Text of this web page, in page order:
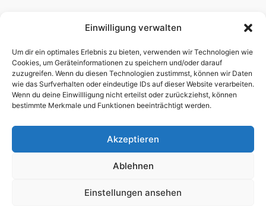
Einwilligung verwalten
Um dir ein optimales Erlebnis zu bieten, verwenden wir Technologien wie
Cookies, um Geräteinformationen zu speichern und/oder darauf
zuzugreifen. Wenn du diesen Technologien zustimmst, können wir Daten
wie das Surfverhalten oder eindeutige IDs auf dieser Website verarbeiten.
Wenn du deine Einwillligung nicht erteilst oder zurückziehst, können
bestimmte Merkmale und Funktionen beeinträchtigt werden.
Akzeptieren
Ablehnen
Einstellungen ansehen
Homepage
Publisher
TV Production
News
References
Awards
Impressum